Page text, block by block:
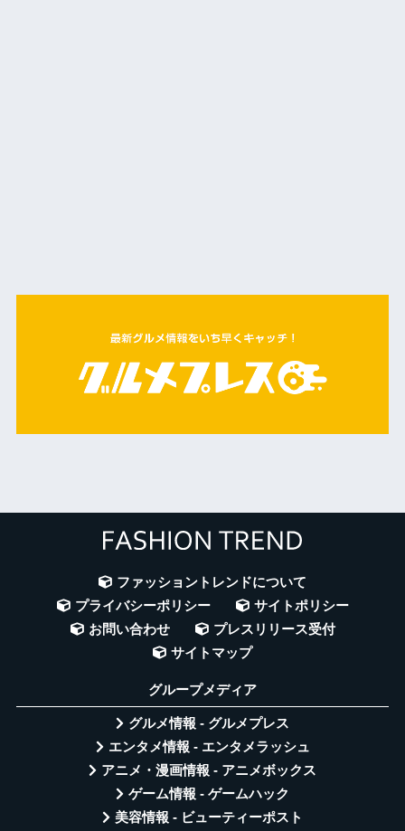
ファッショントレンドについて
プライバシーポリシー
サイトポリシー
お問い合わせ
プレスリリース受付
サイトマップ
グループメディア
グルメ情報 - グルメプレス
エンタメ情報 - エンタメラッシュ
アニメ・漫画情報 - アニメボックス
ゲーム情報 - ゲームハック
美容情報 - ビューティーポスト